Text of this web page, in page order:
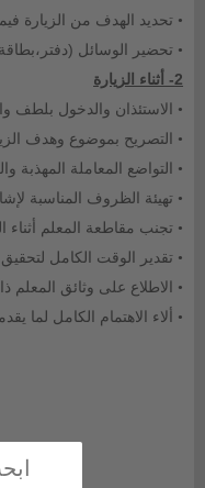
• تحديد الهدف من الزيارة
• تحضير الوسائل
2-
أثناء الزيارة
• الاستئذان والدخول بلطف
• التصريح بموضوع وهدف
• التواضع المعاملة المهذبة
• تهيئة الظروف المناسبة
• تجنب مقاطعة المعلم أثناء
• تقدير الوقت الكامل
• الاطلاع على وثائق المعلم
•
ألاء الاهتمام الكامل لما